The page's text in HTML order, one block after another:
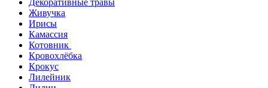
Декоративные травы
Живучка
Ирисы
Камассия
Котовник
Кровохлёбка
Крокус
Лилейник